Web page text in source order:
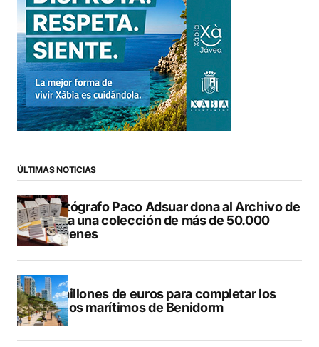
ÚLTIMAS NOTICIAS
El fotógrafo Paco Adsuar dona al Archivo de
Dénia una colección de más de 50.000
imágenes
50 millones de euros para completar los
paseos marítimos de Benidorm